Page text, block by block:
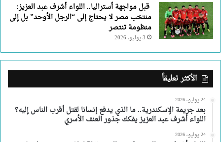
قبل مواجهة أستراليا.. اللواء أشرف عبد العزيز:
منتخب مصر لا يحتاج إلى “الرجل الأوحد” بل إلى
منظومة تنتصر
3 يوليو، 2026
الأكثر تعليقاً
24 يوليو، 2026
بعد جريمة الإسكندرية.. ما الذي يدفع إنسانا لقتل أقرب الناس إليه؟
اللواء أشرف عبد العزيز يفكك جذور العنف الأسري
24 يوليو، 2026